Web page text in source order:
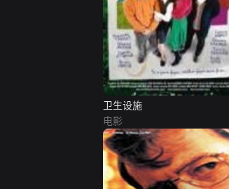
卫生设施
电影